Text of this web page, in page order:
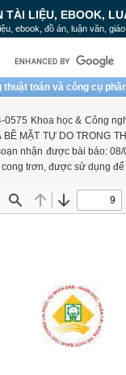
TÀI LIỆU, EBOOK,
ebook, đồ án, luận văn,
thuật toán và công cụ
0575 Khoa học & Công
BỀ MẶT TỰ DO TRONG
nhận được bài báo:
cong trơn, được sử dụng